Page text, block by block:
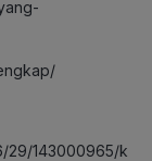
29/143000965/k